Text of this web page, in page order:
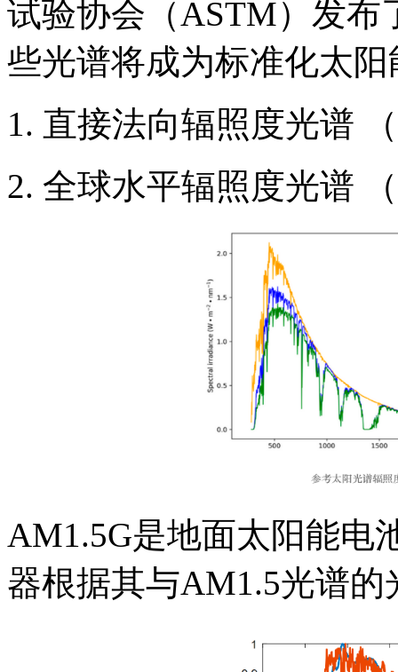
试验协会（ASTM）发布
些光谱将成为标准化太
1. 直接法向辐照度光谱
2. 全球水平辐照度光谱
AM1.5G是地面太阳能电
器根据其与AM1.5光谱